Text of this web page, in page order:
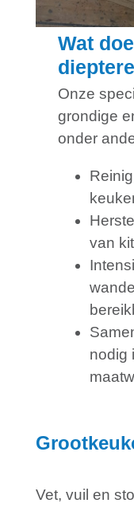
Wat
Onze
grondige
onder
van
nodig
Vet, vuil en